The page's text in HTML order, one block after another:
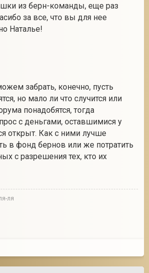
из берн-команды, еще раз
за все, что вы для нее
Наталье!
забрать, конечно, пусть
но мало ли что случится или
понадобятся, тогда
с деньгами, оставшимися у
открыт. Как с ними лучше
в фонд бернов или же потратить
с разрешения тех, кто их
ля